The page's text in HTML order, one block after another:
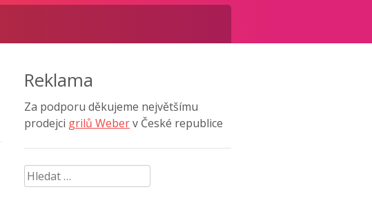
Reklama
Za podporu děkujeme největšímu
prodejci grilů Weberv České republice
Vyhledávání